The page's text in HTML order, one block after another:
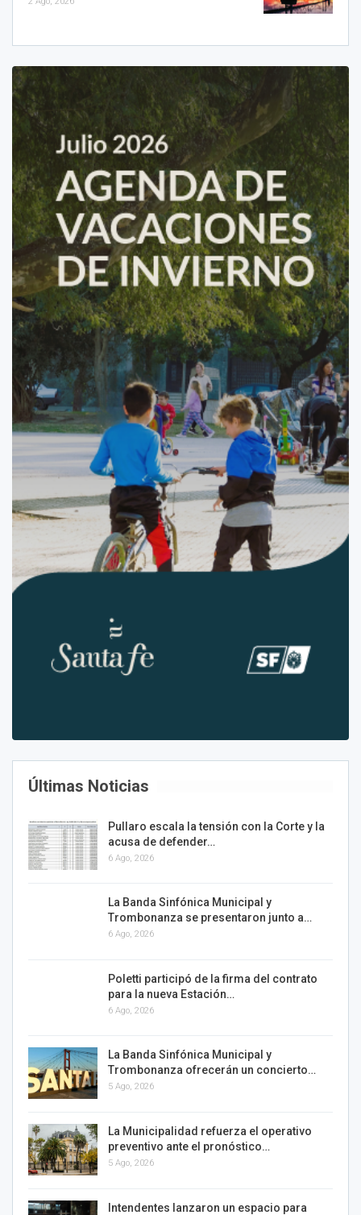
Últimas Noticias
Pullaro escala la tensión con la Corte y la
acusa de defender…
6 Ago, 2026
La Banda Sinfónica Municipal y
Trombonanza se presentaron junto a…
6 Ago, 2026
Poletti participó de la firma del contrato
para la nueva Estación…
6 Ago, 2026
La Banda Sinfónica Municipal y
Trombonanza ofrecerán un concierto…
5 Ago, 2026
La Municipalidad refuerza el operativo
preventivo ante el pronóstico…
5 Ago, 2026
Intendentes lanzaron un espacio para